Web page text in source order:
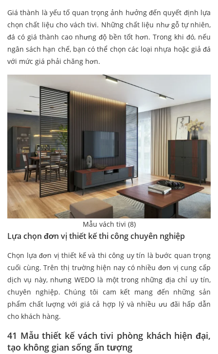
Giá thành là yếu tố quan trọng ảnh hưởng đến quyết định lựa
chọn chất liệu cho vách tivi. Những chất liệu như gỗ tự nhiên,
đá có giá thành cao nhưng độ bền tốt hơn. Trong khi đó, nếu
ngân sách hạn chế, bạn có thể chọn các loại nhựa hoặc giả đá
với mức giá phải chăng hơn.
Mẫu vách tivi (8)
Lựa chọn đơn vị thiết kế thi công chuyên nghiệp
Chọn lựa đơn vị thiết kế và thi công uy tín là bước quan trọng
cuối cùng. Trên thị trường hiện nay có nhiều đơn vị cung cấp
dịch vụ này, nhưng WEDO là một trong những địa chỉ uy tín,
chuyên nghiệp. Chúng tôi cam kết mang đến những sản
phẩm chất lượng với giá cả hợp lý và nhiều ưu đãi hấp dẫn
cho khách hàng.
41 Mẫu thiết kế vách tivi phòng khách hiện đại,
tạo không gian sống ấn tượng